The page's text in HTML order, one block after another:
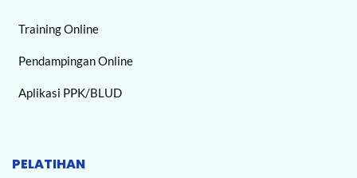
Training Online
Pendampingan Online
Aplikasi PPK/BLUD
PELATIHAN